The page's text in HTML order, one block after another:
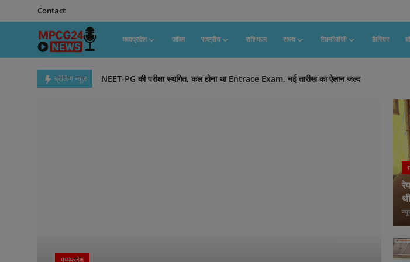
Contact
मध्यप्रदेश जॉब्स राष्ट्रीय राशिफल राज्य टेक्नॉलॉजी कैरियर
ब्रेकिंग न्यूज़
NEET-PG की परीक्षा स्थगित, कल होना था Entrace Exam, नई तारीख का ऐलान जल्द
MP News : सिवनी गोवंश हत्या मामले में मोहन सरकार का बड़ा फैसला, कलेक्टर और एसपी का तबादला